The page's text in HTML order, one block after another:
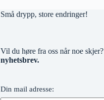
Små drypp, store endringer!
Vil du høre fra oss når noe skjer?
nyhetsbrev.
Din mail adresse: